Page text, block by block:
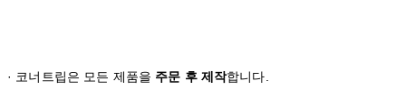
· 코너트립은 모든 제품을 주문 후 제작합니다.